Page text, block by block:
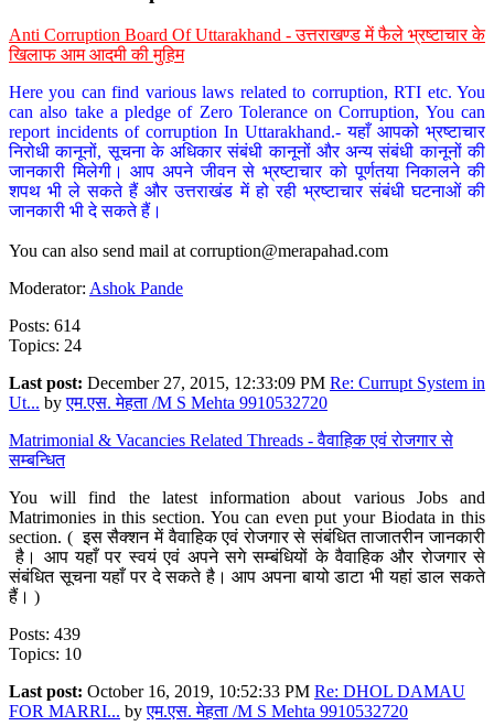
Anti Corruption Board Of Uttarakhand - उत्तराखण्ड में फैले भ्रष्टाचार के
खिलाफ आम आदमी की मुहिम
Here you can find various laws related to corruption, RTI etc. You
can also take a pledge of Zero Tolerance on Corruption, You can
report incidents of corruption In Uttarakhand.- यहाँ आपको भ्रष्टाचार
निरोधी कानूनों, सूचना के अधिकार संबंधी कानूनों और अन्य संबंधी कानूनों की
जानकारी मिलेगी। आप अपने जीवन से भ्रष्टाचार को पूर्णतया निकालने की
शपथ भी ले सकते हैं और उत्तराखंड में हो रही भ्रष्टाचार संबंधी घटनाओं की
जानकारी भी दे सकते हैं।
You can also send mail at corruption@merapahad.com
Moderator: Ashok Pande
Posts: 614
Topics: 24
Last post: December 27, 2015, 12:33:09 PM Re: Currupt System in
Ut... byएम.एस. मेहता /M S Mehta 9910532720
Matrimonial & Vacancies Related Threads - वैवाहिक एवं रोजगार से
सम्बन्धित
You will find the latest information about various Jobs and
Matrimonies in this section. You can even put your Biodata in this
section. ( इस सैक्शन में वैवाहिक एवं रोजगार से संबंधित ताजातरीन जानकारी
है। आप यहाँ पर स्वयं एवं अपने सगे सम्बंधियों के वैवाहिक और रोजगार से
संबंधित सूचना यहाँ पर दे सकते है। आप अपना बायो डाटा भी यहां डाल सकते
हैं। )
Posts: 439
Topics: 10
Last post: October 16, 2019, 10:52:33 PM Re: DHOL DAMAU
FOR MARRI... byएम.एस. मेहता /M S Mehta 9910532720